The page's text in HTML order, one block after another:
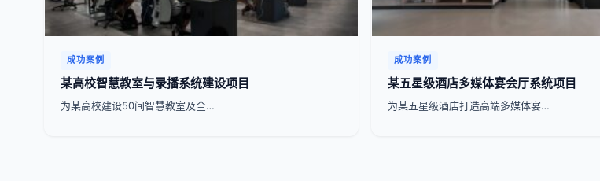
成功案例
某高校智慧教室与录播系统建设项目
为某高校建设50间智慧教室及全…
成功案例
某五星级酒店多媒体宴会厅系统项目
为某五星级酒店打造高端多媒体宴…